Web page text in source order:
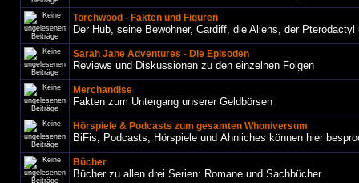
Torchwood - Fakten und Figuren
Der Hub, seine Bewohner, Cardiff, die Aliens, der
Sarah Jane Adventures - Die Episoden
Reviews und Diskussionen zu den einzelnen Folgen
Merchandise
Fakten zum Untergang unserer Geldbörsen
Hörspiele & Podcasts zum gesamten Whoniversum
BiFis, Podcasts, Hörspiele und Ähnliches können hier
Bücher
Bücher zu allen drei Serien: Romane und Sachbücher